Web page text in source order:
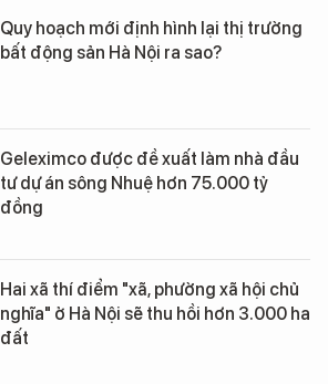
Quy hoạch mới định hình lại thị trường
bất động sản Hà Nội ra sao?
Geleximco được đề xuất làm nhà đầu
tư dự án sông Nhuệ hơn 75.000 tỷ
đồng
Hai xã thí điểm "xã, phường xã hội chủ
nghĩa" ở Hà Nội sẽ thu hồi hơn 3.000 ha
đất